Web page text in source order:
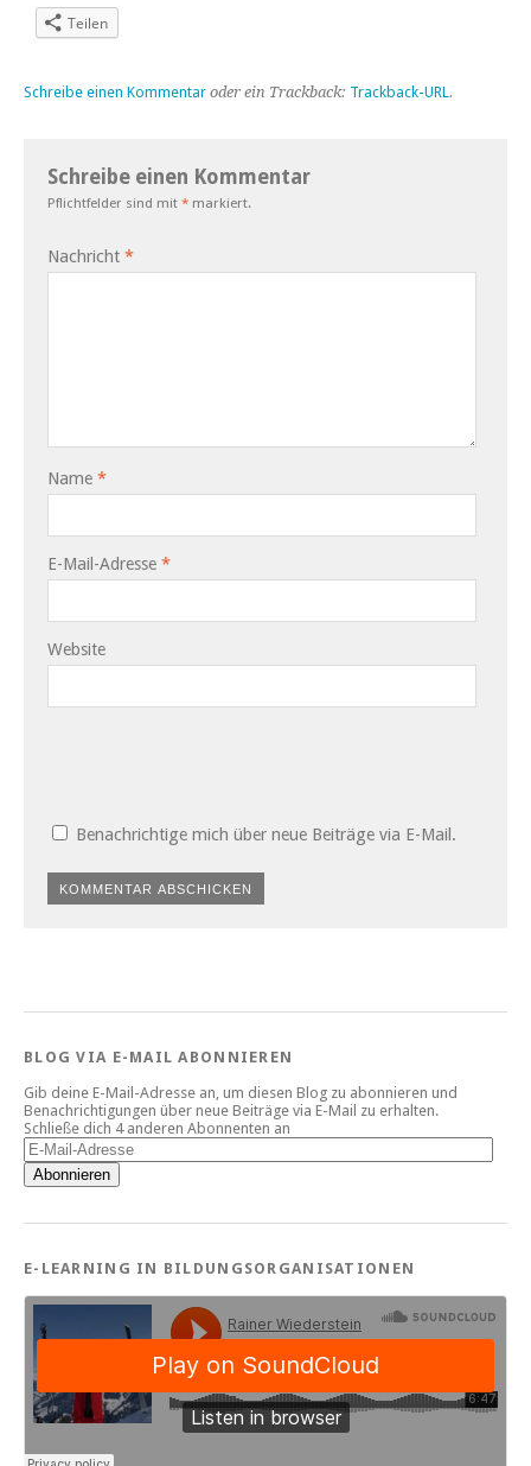
Teilen
Schreibe einen Kommentar oder ein Trackback: Trackback-URL .
Schreibe einen Kommentar
Pflichtfelder sind mit * markiert.
Nachricht *
Name *
E-Mail-Adresse *
Website
Benachrichtige mich über neue Beiträge via E-Mail.
BLOG VIA E-MAIL ABONNIEREN
Gib deine E-Mail-Adresse an, um diesen Blog zu abonnieren und
Benachrichtigungen über neue Beiträge via E-Mail zu erhalten.
Schließe dich 4 anderen Abonnenten an
E-
Mail-
Adresse
Abonnieren
E-LEARNING IN BILDUNGSORGANISATIONEN